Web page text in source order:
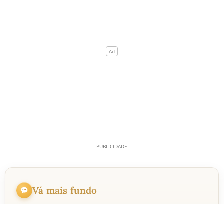
Vá mais fundo